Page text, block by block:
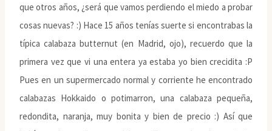
que otros años, ¿será que vamos perdiendo el miedo a probar
cosas nuevas? :) Hace 15 años tenías suerte si encontrabas la
típica calabaza butternut (en Madrid, ojo), recuerdo que la
primera vez que vi una entera ya estaba yo bien crecidita :P
Pues en un supermercado normal y corriente he encontrado
calabazas Hokkaido o potimarron, una calabaza pequeña,
redondita, naranja, muy bonita y bien de precio :) Así que